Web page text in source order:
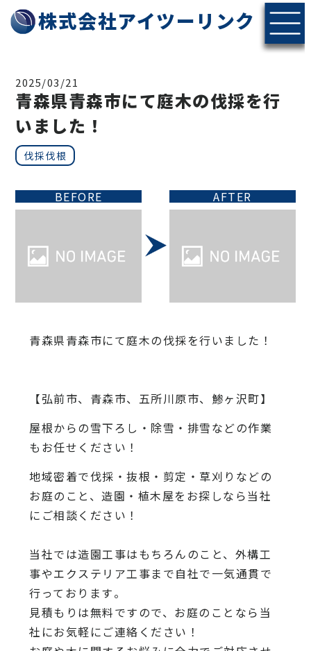
株式会社アイツーリンク
2025/03/21
青森県青森市にて庭木の伐採を行
いました！
伐採伐根
BEFORE AFTER
青森県青森市にて庭木の伐採を行いました！
【弘前市、青森市、五所川原市、鯵ヶ沢町】
屋根からの雪下ろし・除雪・排雪などの作業
もお任せください！
地域密着で伐採・抜根・剪定・草刈りなどの
お庭のこと、造園・ 植木屋をお探しなら当社
にご相談ください！
当社では造園工事はもちろんのこと、 外構工
事やエクステリア工事まで自社で一気通貫で
行っております。
見積もりは無料ですので、 お庭のことなら当
社にお気軽にご連絡ください！